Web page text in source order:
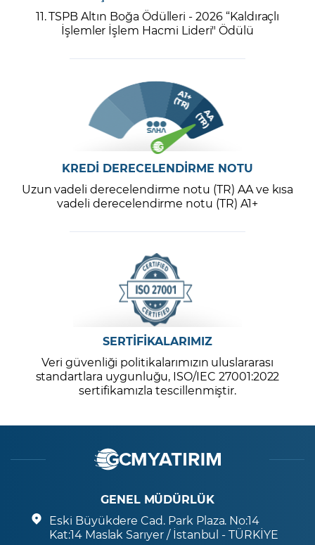
11. TSPB Altın Boğa Ödülleri - 2026 “Kaldıraçlı
İşlemler İşlem Hacmi Lideri" Ödülü
KREDİ DERECELENDİRME NOTU
Uzun vadeli derecelendirme notu (TR) AA ve kısa
vadeli derecelendirme notu (TR) A1+
SERTİFİKALARIMIZ
Veri güvenliği politikalarımızın uluslararası
standartlara uygunluğu, ISO/IEC 27001:2022
sertifikamızla tescillenmiştir.
GENEL MÜDÜRLÜK
Eski Büyükdere Cad. Park Plaza. No:14
Kat:14 Maslak Sarıyer / İstanbul - TÜRKİYE